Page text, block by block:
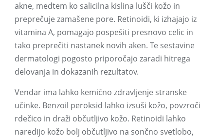
akne, medtem ko salicilna kislina lušči kožo in
preprečuje zamašene pore. Retinoidi, ki izhajajo iz
vitamina A, pomagajo pospešiti presnovo celic in
tako preprečiti nastanek novih aken. Te sestavine
dermatologi pogosto priporočajo zaradi hitrega
delovanja in dokazanih rezultatov.
Vendar ima lahko kemično zdravljenje stranske
učinke. Benzoil peroksid lahko izsuši kožo, povzroči
rdečico in draži občutljivo kožo. Retinoidi lahko
naredijo kožo bolj občutljivo na sončno svetlobo,